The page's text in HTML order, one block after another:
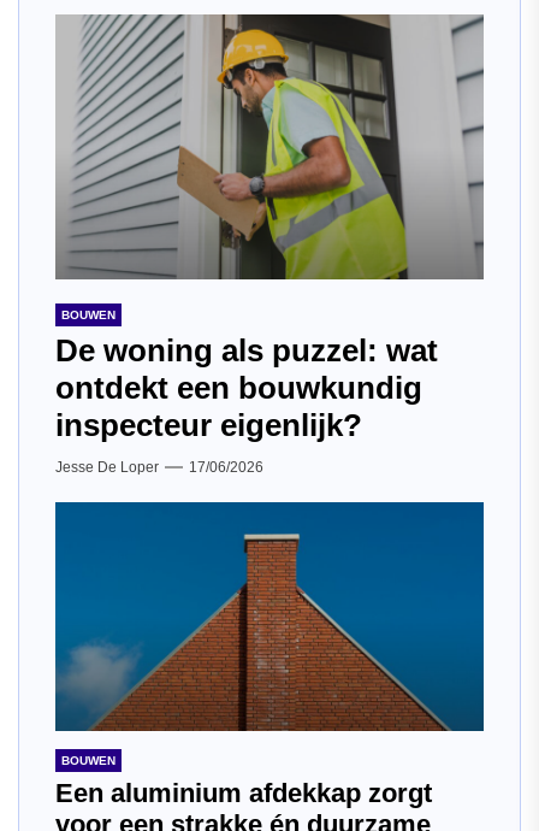
BOUWEN
De woning als puzzel: wat
ontdekt een bouwkundig
inspecteur eigenlijk?
Jesse De Loper 17/06/2026
BOUWEN
Een aluminium afdekkap zorgt
voor een strakke én duurzame